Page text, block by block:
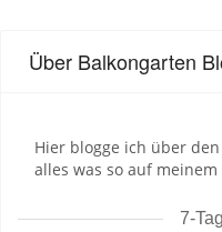
Über Balkongarten
Hier blogge ich über
alles was so auf
7-